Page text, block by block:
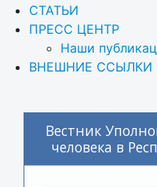
СТАТЬИ
ПРЕСС ЦЕНТР
Наши
ВНЕШНИЕ ССЫЛКИ
Вестник
человека в